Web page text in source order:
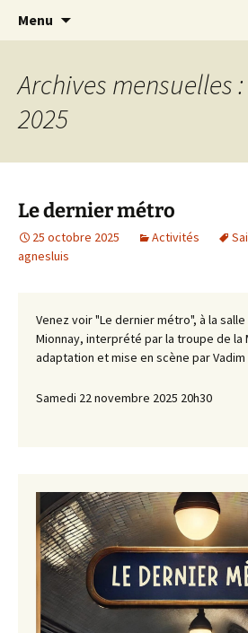
ASCM Atelier
Association sportive et
Menu
Archives mensuelles
2025
Le dernier métro
25 octobre 2025 Activités
agnesluis
Venez voir "Le dernier métro", à la
Mionnay, interprété par la troupe de la
adaptation et mise en scène par Vadim
Samedi 22 novembre 2025 20h30